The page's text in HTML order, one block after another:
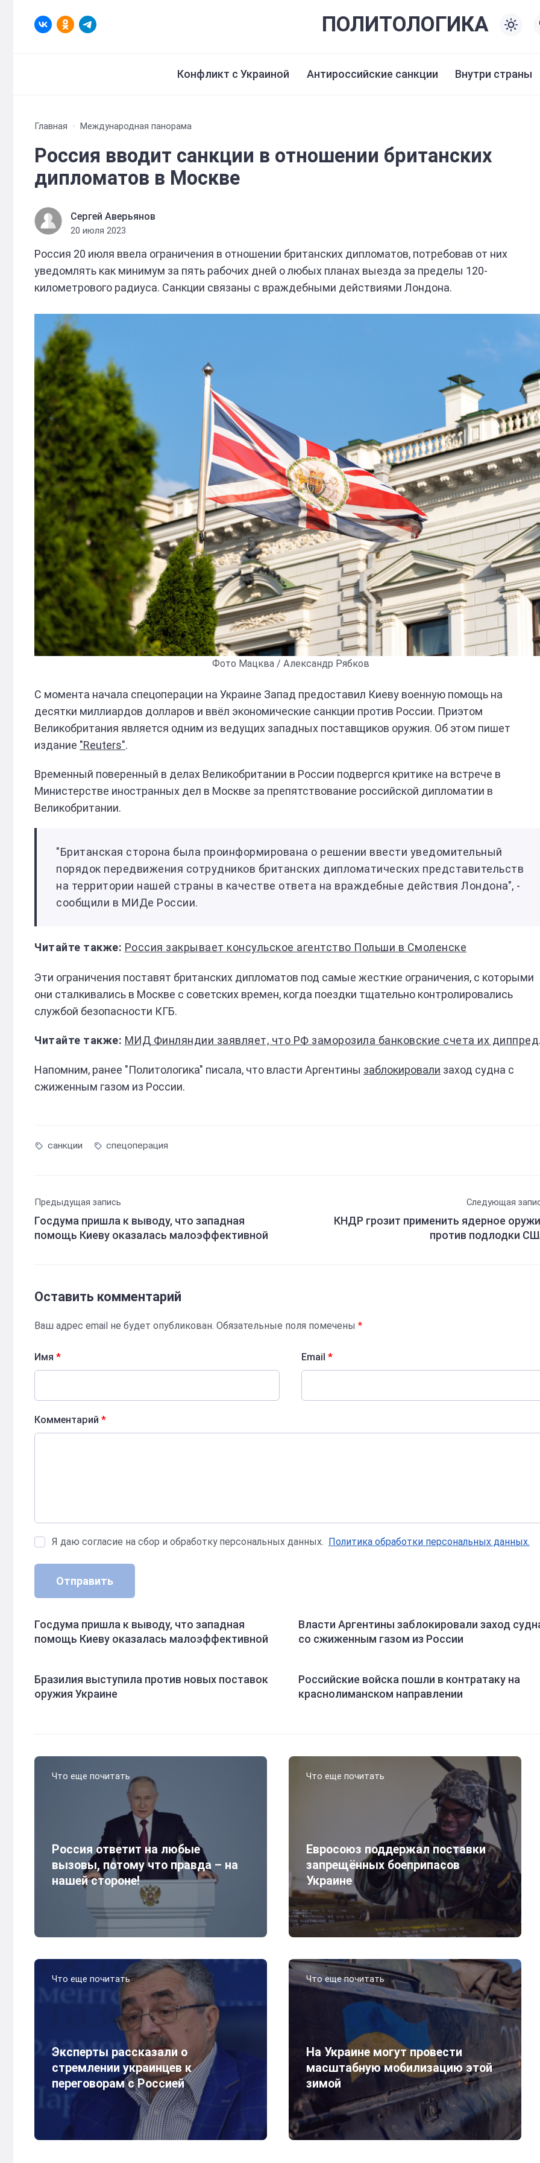
ПОЛИТОЛОГИКА
Конфликт с Украиной Антироссийские санкции Внутри страны
Главная Международная панорама
Россия вводит санкции в отношении британских
дипломатов в Москве
Сергей Аверьянов
20 июля 2023
Россия 20 июля ввела ограничения в отношении британских дипломатов, потребовав от них
уведомлять как минимум за пять рабочих дней о любых планах выезда за пределы 120-
километрового радиуса. Санкции связаны с враждебными действиями Лондона.
Фото Мацква / Александр Рябков
С момента начала спецоперации на Украине Запад предоставил Киеву военную помощь на
десятки миллиардов долларов и ввёл экономические санкции против России. Приэтом
Великобритания является одним из ведущих западных поставщиков оружия. Об этом пишет
издание "Reuters".
Временный поверенный в делах Великобритании в России подвергся критике на встрече в
Министерстве иностранных дел в Москве за препятствование российской дипломатии в
Великобритании.
"Британская сторона была проинформирована о решении ввести уведомительный
порядок передвижения сотрудников британских дипломатических представительств
на территории нашей страны в качестве ответа на враждебные действия Лондона", -
сообщили в МИДе России.
Россия закрывает консульское агентство Польши в Смоленске
Эти ограничения поставят британских дипломатов под самые жесткие ограничения, с которыми
они сталкивались в Москве с советских времен, когда поездки тщательно контролировались
службой безопасности КГБ.
МИД Финляндии заявляет, что РФ заморозила банковские счета их диппредставительств
Напомним, ранее "Политологика" писала, что власти Аргентины заблокировали заход судна с
сжиженным газом из России.
санкции спецоперация
Предыдущая запись
Госдума пришла к выводу, что западная
помощь Киеву оказалась малоэффективной
Следующая
КНДР грозит применить ядерное
против подлодки
Оставить комментарий
Ваш адрес email не будет опубликован. Обязательные поля помечены *
Имя * Email*
Комментарий *
Я даю согласие на сбор и обработку персональных данных. Политика обработки персональных данных.
Отправить
Госдума пришла к выводу, что западная
помощь Киеву оказалась малоэффективной
Власти Аргентины заблокировали заход
со сжиженным газом из России
Бразилия выступила против новых поставок
оружия Украине
Российские войска пошли в контратаку на
краснолиманском направлении
Что еще почитать
Россия ответит на любые
вызовы, потому что правда – на
нашей стороне!
Что еще почитать
Евросоюз поддержал поставки
запрещённых боеприпасов
Украине
Что еще почитать
Эксперты рассказали о
стремлении украинцев к
переговорам с Россией
Что еще почитать
На Украине могут провести
масштабную мобилизацию этой
зимой